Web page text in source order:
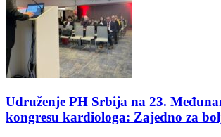
Udruženje PH Srbija na 23.
kongresu kardiologa: Zajedno za